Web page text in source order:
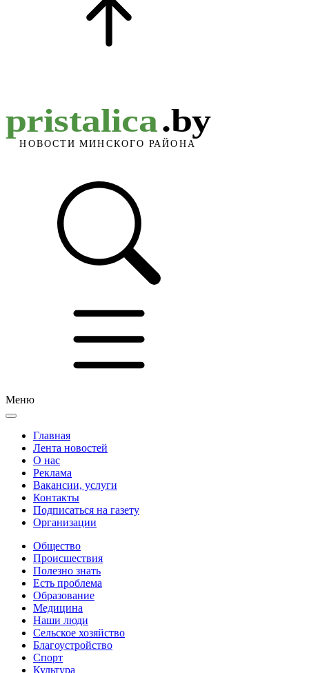
Меню
Главная
Лента новостей
О нас
Реклама
Вакансии, услуги
Контакты
Подписаться на газету
Организации
Общество
Происшествия
Полезно знать
Есть проблема
Образование
Медицина
Наши люди
Сельское хозяйство
Благоустройство
Спорт
Культура